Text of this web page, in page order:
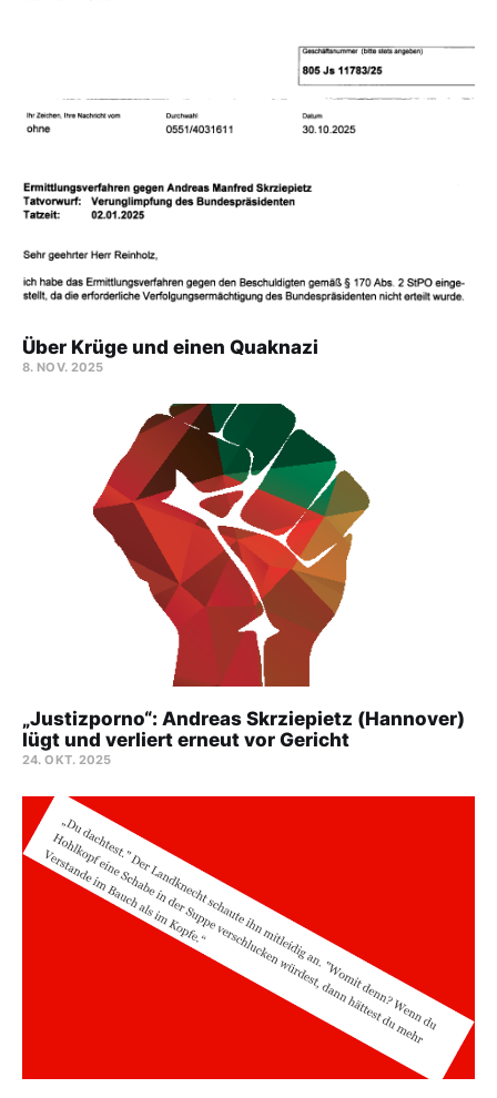
Über Krüge und einen Quaknazi
8. NOV. 2025
„Justizporno“: Andreas Skrziepietz (Hannover)
lügt und verliert erneut vor Gericht
24. OKT. 2025